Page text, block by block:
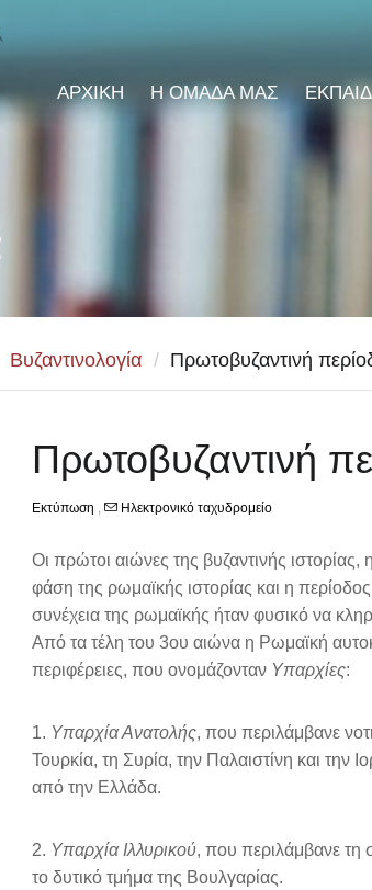
ΑΡΧΙΚΗ Η ΟΜΑΔΑ ΜΑΣ
Βυζαντινολογία / Πρωτοβυζαντινή
Πρωτοβυζαντινή
Εκτύπωση , Ηλεκτρονικό ταχυδρομείο
Οι πρώτοι αιώνες της βυζαντινής ιστορίας,
φάση της ρωμαϊκής ιστορίας και η
συνέχεια της ρωμαϊκής ήταν φυσικό να
Από τα τέλη του 3ου αιώνα η Ρωμαϊκή
περιφέρειες, που ονομάζονταν Υπαρχίες:
1. Υπαρχία Ανατολής, που περιλάμβανε
Τουρκία, τη Συρία, την Παλαιστίνη και την
από την Ελλάδα.
2. Υπαρχία Ιλλυρικού, που περιλάμβανε τη
το δυτικό τμήμα της Βουλγαρίας.